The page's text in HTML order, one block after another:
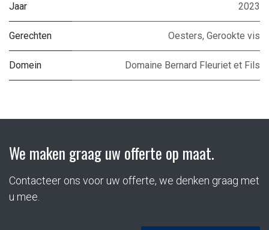
Jaar 2023
Gerechten Oesters, Gerookte vis
Domein Domaine Bernard Fleuriet et Fils
We maken graag uw offerte op maat.
Contacteer ons voor uw offerte, we denken graag met
u mee.